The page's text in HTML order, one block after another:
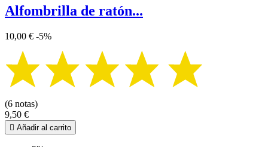
Alfombrilla de ratón...
10,00 € -5%
(6 notas)
9,50 €
 Añadir al carrito